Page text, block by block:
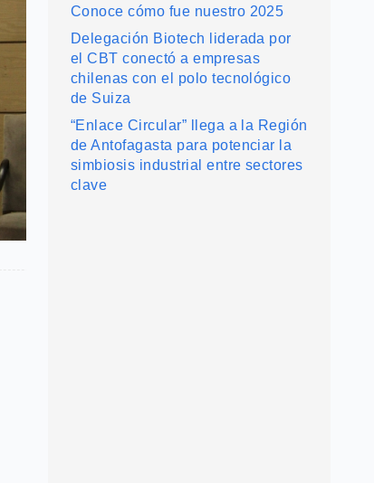
Conoce cómo fue nuestro 2025
Delegación Biotech liderada por
el CBT conectó a empresas
chilenas con el polo tecnológico
de Suiza
“Enlace Circular” llega a la Región
de Antofagasta para potenciar la
simbiosis industrial entre sectores
clave